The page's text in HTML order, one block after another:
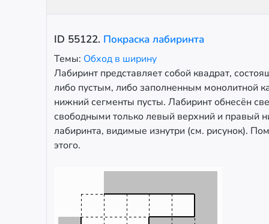
ID 55122. Покраска лабиринта
Темы: Обход в ширину
Лабиринт представляет собой квадрат,
либо пустым, либо заполненным монолитной
нижний сегменты пусты. Лабиринт обнесён
свободными только левый верхний и правый
лабиринта, видимые изнутри (см. рисунок).
этого.